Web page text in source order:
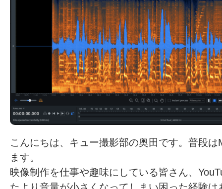
こんにちは、キュー撮影部の奥田です。普段
ます。
映像制作を仕事や趣味にしている皆さん、